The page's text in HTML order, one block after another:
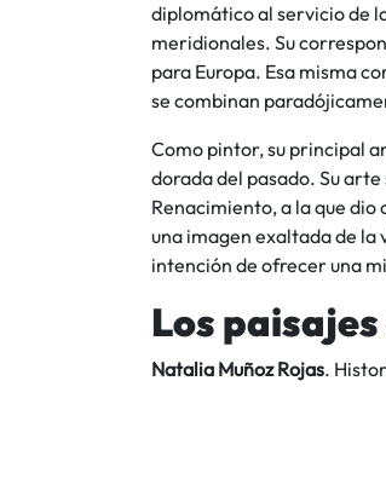
diplomático al servicio de
meridionales. Su
para Europa. Esa misma
se combinan
Como pintor, su principal
dorada del pasado. Su
Renacimiento, a la que
una imagen exaltada de la
intención de ofrecer una
Los
Natalia Muñoz Rojas.